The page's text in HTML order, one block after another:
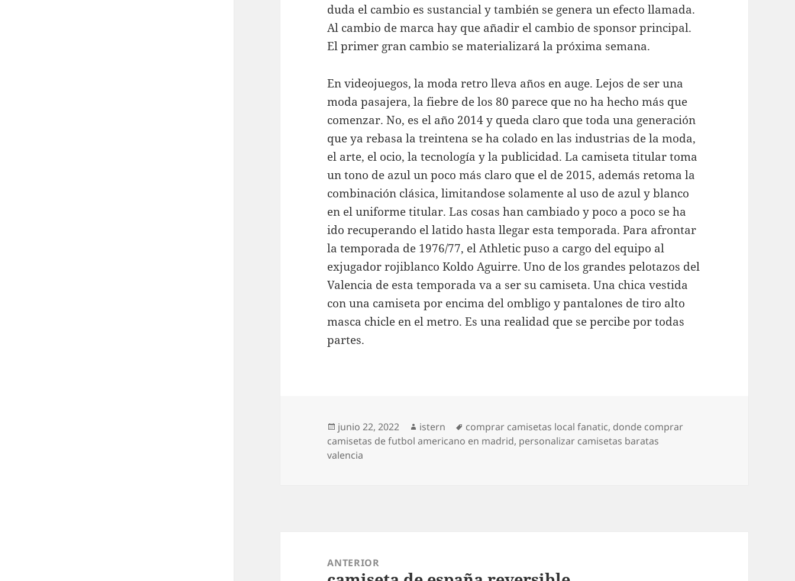
duda el cambio es sustancial y también se genera un efecto llamada.
Al cambio de marca hay que añadir el cambio de sponsor principal.
El primer gran cambio se materializará la próxima semana.
En videojuegos, la moda retro lleva años en auge. Lejos de ser una
moda pasajera, la fiebre de los 80 parece que no ha hecho más que
comenzar. No, es el año 2014 y queda claro que toda una generación
que ya rebasa la treintena se ha colado en las industrias de la moda,
el arte, el ocio, la tecnología y la publicidad. La camiseta titular toma
un tono de azul un poco más claro que el de 2015, además retoma la
combinación clásica, limitandose solamente al uso de azul y blanco
en el uniforme titular. Las cosas han cambiado y poco a poco se ha
ido recuperando el latido hasta llegar esta temporada. Para afrontar
la temporada de 1976/77, el Athletic puso a cargo del equipo al
exjugador rojiblanco Koldo Aguirre. Uno de los grandes pelotazos del
Valencia de esta temporada va a ser su camiseta. Una chica vestida
con una camiseta por encima del ombligo y pantalones de tiro alto
masca chicle en el metro. Es una realidad que se percibe por todas
partes.
Publicado
el
junio 22, 2022 Autor
istern Etiquetas
comprar camisetas local fanatic, donde comprar
camisetas de futbol americano en madrid, personalizar camisetas baratas
valencia
entradas
ANTERIOR
Entrada